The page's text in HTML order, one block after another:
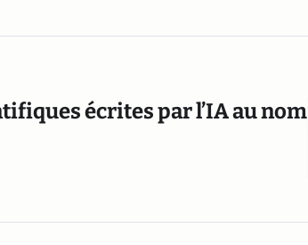
écrites par l’IA au nom